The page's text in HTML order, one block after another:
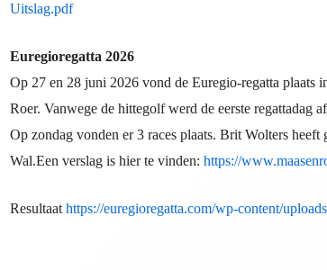
Uitslag.pdf
Euregioregatta 2026
Op 27 en 28 juni 2026 vond de Euregio-regatta
Roer. Vanwege de hittegolf werd de eerste regattadag
Op zondag vonden er 3 races plaats. Brit Wolters
Wal.Een verslag is hier te vinden: https://
Resultaat https://euregioregatta.com/wp-content/